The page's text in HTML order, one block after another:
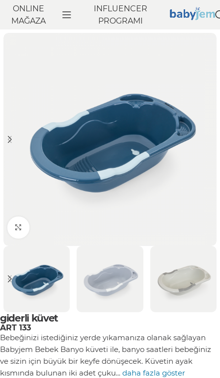
ONLINE
MAĞAZA
INFLUENCER
PROGRAMI
Anasayfa Banyo Bebek Küveti
giderli küvet
ART 133
Bebeğinizi istediğiniz yerde yıkamanıza olanak sağlayan
Babyjem Bebek Banyo küveti ile, banyo saatleri bebeğiniz
ve sizin için büyük bir keyfe dönüşecek. Küvetin ayak
kısmında bulunan iki adet çuku... daha fazla göster